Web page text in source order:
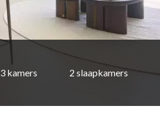
3 kamers 2 slaapkamers